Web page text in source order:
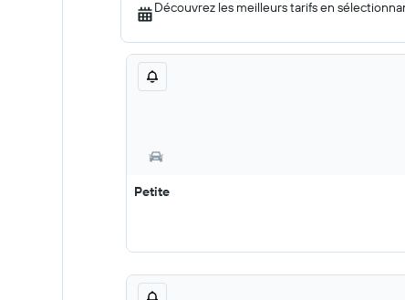
Découvrez les meilleurs tarifs en
Petite